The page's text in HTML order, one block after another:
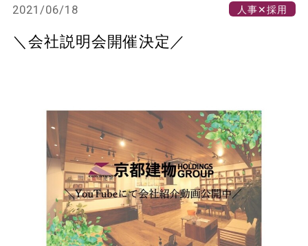
2021/06/18 人事✕採用
＼会社説明会開催決定／